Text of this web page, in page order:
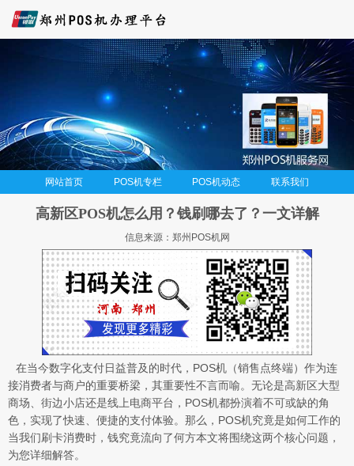
网站首页 POS机专栏 POS机动态 联系我们
高新区POS机怎么用？钱刷哪去了？一文详解
信息来源：郑州POS机网
在当今数字化支付日益普及的时代，POS机（销售点终端）作为连
接消费者与商户的重要桥梁，其重要性不言而喻。无论是高新区大型
商场、街边小店还是线上电商平台，POS机都扮演着不可或缺的角
色，实现了快速、便捷的支付体验。那么，POS机究竟是如何工作的
当我们刷卡消费时，钱究竟流向了何方本文将围绕这两个核心问题，
为您详细解答。